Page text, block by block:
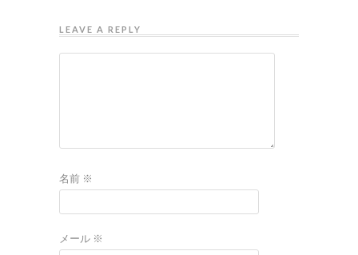
LEAVE A REPLY
名前 ※
メール ※